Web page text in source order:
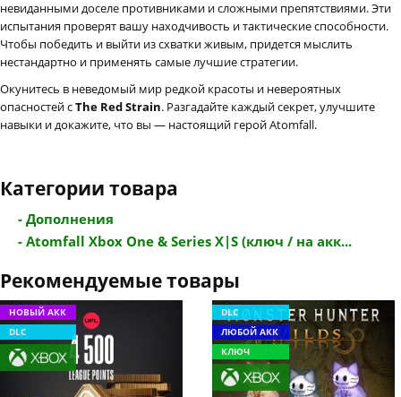
невиданными доселе противниками и сложными препятствиями. Эти
испытания проверят вашу находчивость и тактические способности.
Чтобы победить и выйти из схватки живым, придется мыслить
нестандартно и применять самые лучшие стратегии.
Окунитесь в неведомый мир редкой красоты и невероятных
опасностей сThe Red Strain. Разгадайте каждый секрет, улучшите
навыки и докажите, что вы — настоящий герой Atomfall.
Категории товара
- Дополнения
- Atomfall Xbox One & Series X|S (ключ / на акк...
Рекомендуемые товары
НОВЫЙ АКК
DLC
DLC
ЛЮБОЙ АКК
КЛЮЧ